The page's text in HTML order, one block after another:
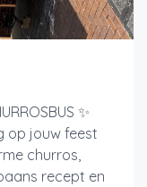
✨
op jouw feest
churros,
recept en